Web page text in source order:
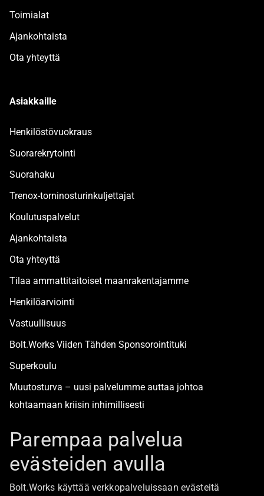
Toimialat
Ajankohtaista
Ota yhteyttä
Asiakkaille
Henkilöstövuokraus
Suorarekrytointi
Suorahaku
Trenox-torninosturinkuljettajat
Koulutuspalvelut
Ajankohtaista
Ota yhteyttä
Tilaa ammattitaitoiset maanrakentajamme
Henkilöarviointi
Vastuullisuus
Bolt.Works Viiden Tähden Sponsorointituki
Superkoulu
Muutosturva – uusi palvelumme auttaa johtoa
kohtaamaan kriisin inhimillisesti
Boltista
Parempaa palvelua
evästeiden avulla
Bolt.Works käyttää verkkopalveluissaan evästeitä